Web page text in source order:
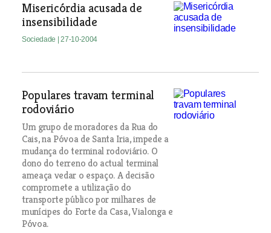
Misericórdia acusada de
insensibilidade
Sociedade | 27-10-2004
Populares travam terminal
rodoviário
Um grupo de moradores da Rua do
Cais, na Póvoa de Santa Iria, impede a
mudança do terminal rodoviário. O
dono do terreno do actual terminal
ameaça vedar o espaço. A decisão
compromete a utilização do
transporte público por milhares de
munícipes do Forte da Casa, Vialonga e
Póvoa.